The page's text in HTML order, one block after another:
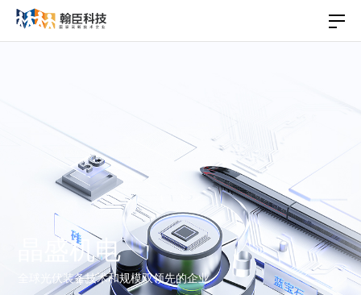
晶盛机电
全球光伏装备技术和规模双领先的企业